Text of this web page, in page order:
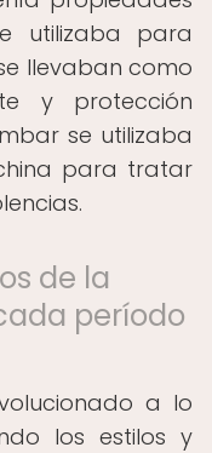
utilizaba para
llevaban como
y protección
se utilizaba
para tratar
de la
período
a lo
los estilos y